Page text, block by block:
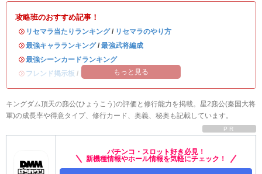
攻略班のおすすめ記事！
・ リセマラ当たりランキング/ リセマラのやり方
・最強キャラランキング/ 最強武将編成
・最強シーンカードランキング
・ フレンド掲示板 / 同盟募集掲示板もっと見る
キングダム頂天の麃公(ひょうこう)の評価と修行能力を掲載。星2麃公(秦国大将
軍)の成長率や得意タイプ、修行カード、奥義、秘奥も記載しています。
PR
パチンコ・スロット好き必見！
新機種情報やホール情報を気軽にチェック！